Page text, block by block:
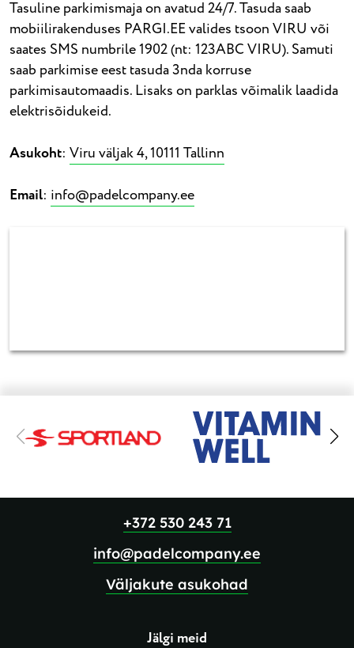
Tasuline parkimismaja on avatud 24/7. Tasuda saab
mobiilirakenduses PARGI.EE valides tsoon VIRU või
saates SMS numbrile 1902 (nt: 123ABC VIRU). Samuti
saab parkimise eest tasuda 3nda korruse
parkimisautomaadis. Lisaks on parklas võimalik laadida
elektrisõidukeid.
Asukoht: Viru väljak 4, 10111 Tallinn
Email: info@padelcompany.ee
Jälgi meid
+372 530 243 71
info@padelcompany.ee
Väljakute asukohad